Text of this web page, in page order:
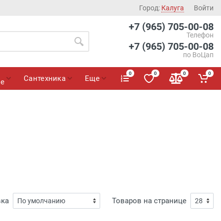
Город: Калуга Войти
+7 (965) 705-00-08
Телефон
+7 (965) 705-00-08
по ВоЦап
Сантехника Еще
0 0 0 0
Товаров на странице